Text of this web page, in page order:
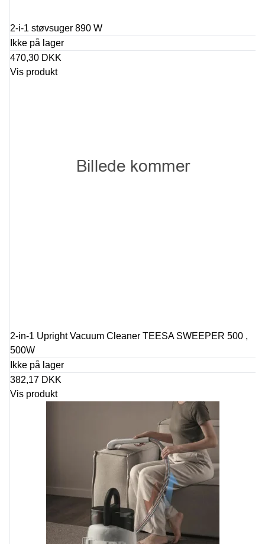
2-i-1 støvsuger 890 W
Ikke på lager
470,30 DKK
Vis produkt
2-in-1 Upright Vacuum Cleaner TEESA SWEEPER 500 ,
500W
Ikke på lager
382,17 DKK
Vis produkt